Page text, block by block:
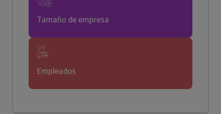
Tamaño de empresa
Empleados